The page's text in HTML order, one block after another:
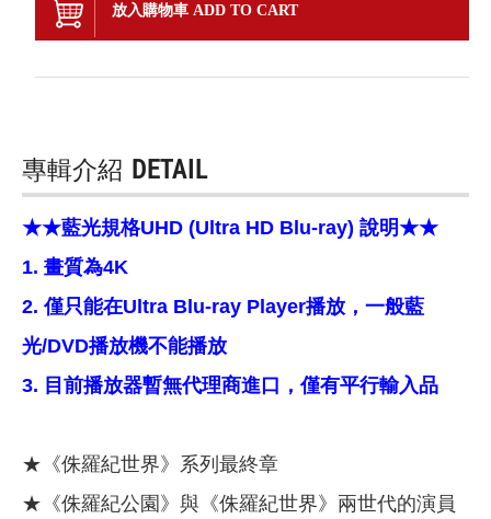
放入購物車 ADD TO CART
專輯介紹 DETAIL
★★藍光規格UHD (Ultra HD Blu-ray) 說明★★
1. 畫質為4K
2. 僅只能在Ultra Blu-ray Player播放，一般藍
光/DVD播放機不能播放
3. 目前播放器暫無代理商進口，僅有平行輸入品
★《侏羅紀世界》系列最終章
★《侏羅紀公園》與《侏羅紀世界》兩世代的演員